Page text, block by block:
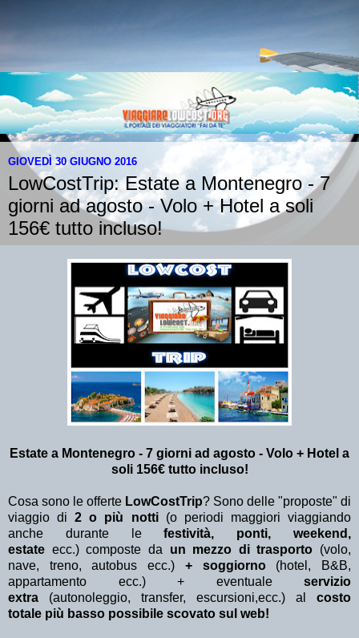
GIOVEDÌ 30 GIUGNO 2016
LowCostTrip: Estate a Montenegro - 7
giorni ad agosto - Volo + Hotel a soli
156€ tutto incluso!
Estate a Montenegro - 7 giorni ad agosto - Volo + Hotel a
soli 156€ tutto incluso!
Cosa sono le offerte LowCostTrip? Sono delle "proposte" di
viaggio di2 o più notti (o periodi maggiori viaggiando
anche durante lefestività, ponti, weekend,
estate ecc.) composte da un mezzo di trasporto (volo,
nave, treno, autobus ecc.) + soggiorno(hotel, B&B,
appartamento ecc.) + eventuale servizio
extra (autonoleggio, transfer, escursioni,ecc.) al costo
totale più basso possibile scovato sul web!